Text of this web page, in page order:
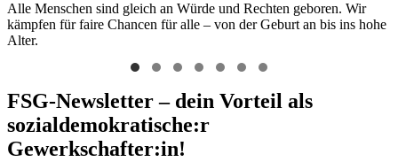
Alle Menschen sind gleich an Würde und Rechten geboren. Wir
kämpfen für faire Chancen für alle – von der Geburt an bis ins hohe
Alter.
FSG-Newsletter – dein Vorteil als
sozialdemokratische:r
Gewerkschafter:in!